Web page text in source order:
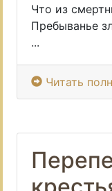
Что из
Пребыванье
...
Читать